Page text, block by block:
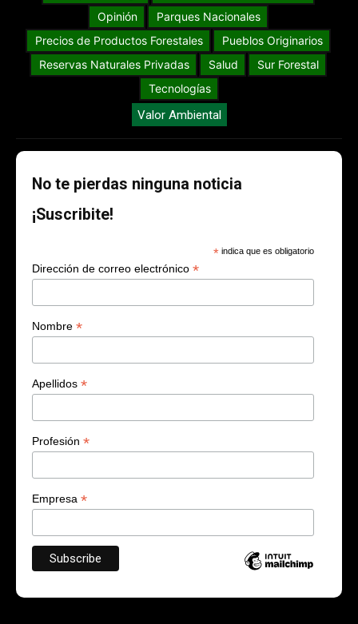
Opinión
Parques Nacionales
Precios de Productos Forestales
Pueblos Originarios
Reservas Naturales Privadas
Salud
Sur Forestal
Tecnologías
Valor Ambiental
No te pierdas ninguna noticia
¡Suscribite!
* indica que es obligatorio
Dirección de correo electrónico *
Nombre *
Apellidos *
Profesión *
Empresa *